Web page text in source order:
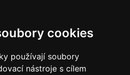
cookies
používají soubory
nástroje s cílem